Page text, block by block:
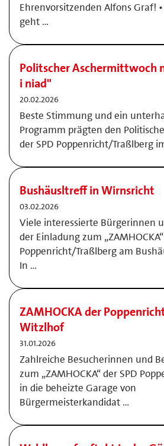
Ehrenvorsitzenden Alfons Graf!
geht …
Politscher Aschermittwoch
i niad"
20.02.2026
Beste Stimmung und ein
Programm prägten den
der SPD Poppenricht/Traßlberg
Bushäusltreff in Wirnsricht
03.02.2026
Viele interessierte Bürgerinnen
der Einladung zum
Poppenricht/Traßlberg am
In …
ZAMHOCKA der
Witzlhof
31.01.2026
Zahlreiche Besucherinnen und
zum „ZAMHOCKA“ der SPD
in die beheizte Garage von
Bürgermeisterkandidat …